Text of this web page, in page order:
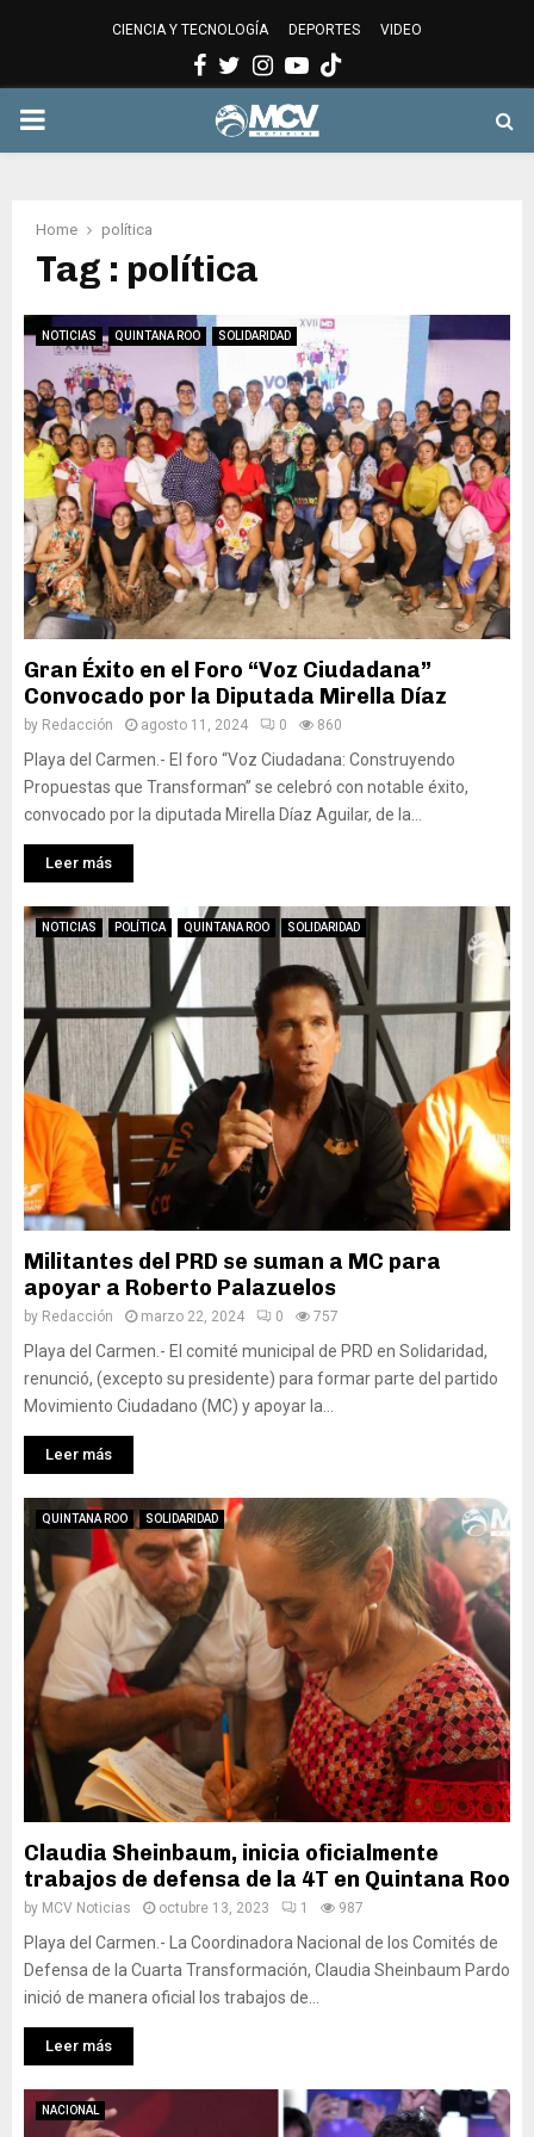
CIENCIA Y TECNOLOGÍA DEPORTES VIDEO
Facebook
Twitter
Instagram
Youtube
PRIMARY
Home política
Tag : política
NOTICIAS QUINTANA ROO SOLIDARIDAD
Gran Éxito en el Foro “Voz Ciudadana”
Convocado por la Diputada Mirella Díaz
by Redacción agosto 11, 2024 0 860
Playa del Carmen.- El foro “Voz Ciudadana: Construyendo
Propuestas que Transforman” se celebró con notable éxito,
convocado por la diputada Mirella Díaz Aguilar, de la...
Leer más
NOTICIAS POLÍTICA QUINTANA ROO SOLIDARIDAD
Militantes del PRD se suman a MC para
apoyar a Roberto Palazuelos
by Redacción marzo 22, 2024 0 757
Playa del Carmen.- El comité municipal de PRD en Solidaridad,
renunció, (excepto su presidente) para formar parte del partido
Movimiento Ciudadano (MC) y apoyar la...
Leer más
QUINTANA ROO SOLIDARIDAD
Claudia Sheinbaum, inicia oficialmente
trabajos de defensa de la 4T en Quintana Roo
by MCV Noticias octubre 13, 2023 1 987
Playa del Carmen.- La Coordinadora Nacional de los Comités de
Defensa de la Cuarta Transformación, Claudia Sheinbaum Pardo
inició de manera oficial los trabajos de...
Leer más
NACIONAL